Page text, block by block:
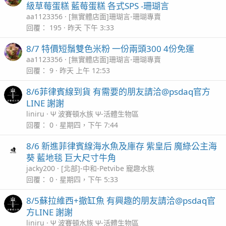
級草莓蛋糕 藍莓蛋糕 各式SPS -珊瑚言
aa1123356
[無實體店面]珊瑚言-珊瑚專賣
回覆
195 昨天 下午 3:33
8/7 特價短鬚雙色米粉 一份兩頭300 4份免運
aa1123356
[無實體店面]珊瑚言-珊瑚專賣
回覆
9 昨天 上午 12:53
8/6菲律賓線到貨 有需要的朋友請洽@psdaq官方
LINE 謝謝
liniru
Ψ 波賽頓水族 Ψ-活體生物區
回覆
0 星期四，下午 7:44
8/6 新進菲律賓線海水魚及庫存 紫皇后 魔綠公主海
葵 藍地毯 巨大尺寸牛角
jacky200
[北部]-中和-Petvibe 寵趣水族
回覆
0 星期四，下午 5:33
8/5蘇拉維西+撤缸魚 有興趣的朋友請洽@psdaq官
方LINE 謝謝
liniru Ψ 波賽頓水族 Ψ-活體生物區